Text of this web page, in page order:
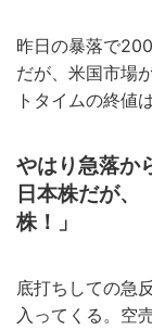
昨日の暴落で
だが、米国市場
トタイムの終値
やはり急落か
日本株だが、
株！」
底打ちしての急
入ってくる。空